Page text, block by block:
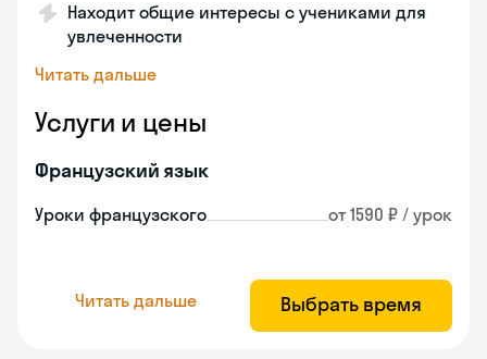
Находит общие интересы с учениками для
увлеченности
Читать дальше
Услуги и цены
Французский язык
Уроки французского от 1590 ₽ / урок
Читать дальше Выбрать время